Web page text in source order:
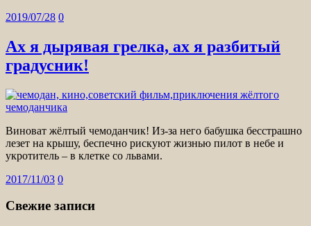
2019/07/28 0
Ах я дырявая грелка, ах я разбитый
градусник!
Виноват жёлтый чемоданчик! Из-за него бабушка бесстрашно
лезет на крышу, беспечно рискуют жизнью пилот в небе и
укротитель – в клетке со львами.
2017/11/03 0
Свежие записи